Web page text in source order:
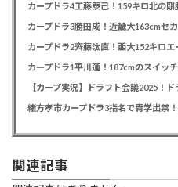
カープドラ4工藤泰己！159キロ北の剛
カープドラ2齊藤汰直！亜大152キロエ
【カープ実況】ドラフト会議2025！
関連記事